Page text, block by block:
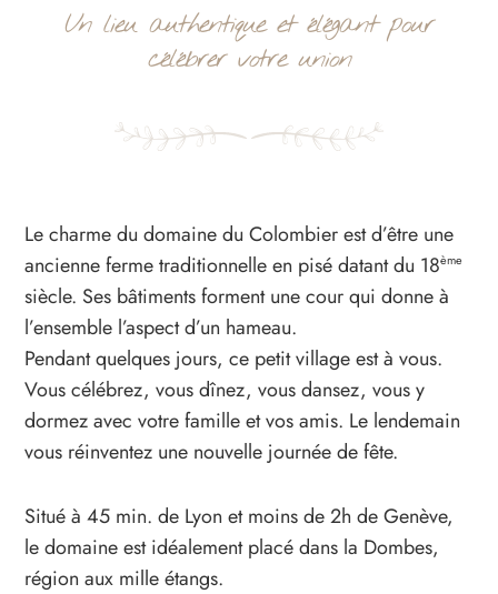
Un lieu authentique et élégant pour
célébrer votre union
Le charme du domaine du Colombier est d’être une
ancienne ferme traditionnelle en pisé datant du 18ème
siècle. Ses bâtiments forment une cour qui donne à
l’ensemble l’aspect d’un hameau.
Pendant quelques jours, ce petit village est à vous.
Vous célébrez, vous dînez, vous dansez, vous y
dormez avec votre famille et vos amis. Le lendemain
vous réinventez une nouvelle journée de fête.
Situé à 45 min. de Lyon et moins de 2h de Genève,
le domaine est idéalement placé dans la Dombes,
région aux mille étangs.